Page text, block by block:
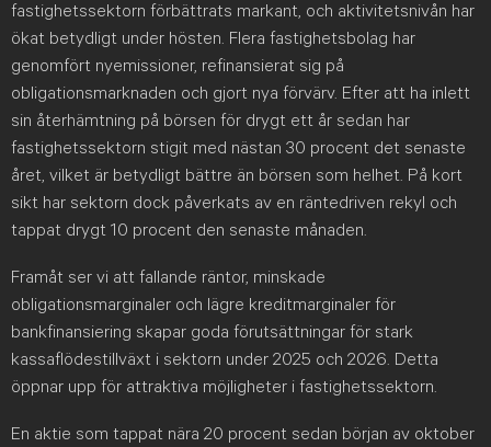
fastighetssektorn förbättrats markant, och aktivitetsnivån har
ökat betydligt under hösten. Flera fastighetsbolag har
genomfört nyemissioner, refinansierat sig på
obligationsmarknaden och gjort nya förvärv. Efter att ha inlett
sin återhämtning på börsen för drygt ett år sedan har
fastighetssektorn stigit med nästan 30 procent det senaste
året, vilket är betydligt bättre än börsen som helhet. På kort
sikt har sektorn dock påverkats av en räntedriven rekyl och
tappat drygt 10 procent den senaste månaden.
Framåt ser vi att fallande räntor, minskade
obligationsmarginaler och lägre kreditmarginaler för
bankfinansiering skapar goda förutsättningar för stark
kassaflödestillväxt i sektorn under 2025 och 2026. Detta
öppnar upp för attraktiva möjligheter i fastighetssektorn.
En aktie som tappat nära 20 procent sedan början av oktober